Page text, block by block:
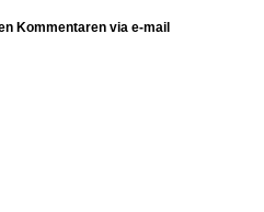
Kommentaren via e-mail